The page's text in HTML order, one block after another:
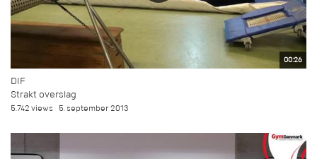
00:26
DIF
Strakt overslag
5.742 views 5. september 2013